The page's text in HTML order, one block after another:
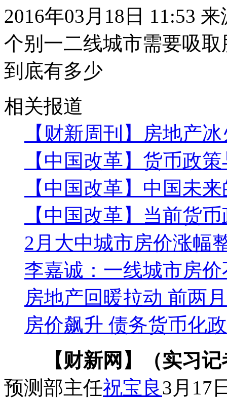
2016年03月18日 11:53
个别一二线城市需要吸
到底有多少
相关报道
【财新周刊】房地产
【中国改革】货币政
【中国改革】中国未
【中国改革】当前货
2月大中城市房价涨幅
李嘉诚：一线城市房
房地产回暖拉动 前两
房价飙升 债务货币化
【财新网】（实习
预测部主任祝宝良3月17